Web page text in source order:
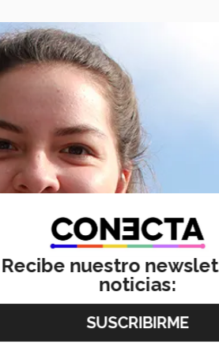
Recibe nuestro
noticias: